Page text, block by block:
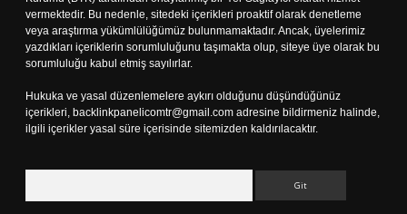
vermektedir. Bu nedenle, sitedeki içerikleri proaktif olarak denetleme
veya araştırma yükümlülüğümüz bulunmamaktadır. Ancak, üyelerimiz
yazdıkları içeriklerin sorumluluğunu taşımakta olup, siteye üye olarak bu
sorumluluğu kabul etmiş sayılırlar.
Hukuka ve yasal düzenlemelere aykırı olduğunu düşündüğünüz
içerikleri, backlinkpanelicomtr@gmail.com adresine bildirmeniz halinde,
ilgili içerikler yasal süre içerisinde sitemizden kaldırılacaktır.